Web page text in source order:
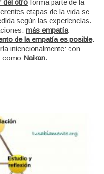
del otro forma parte de la
etapas de la vida se
según las experiencias.
más empatía
de la empatía es posible.
intencionalmente: con
como Naikan.